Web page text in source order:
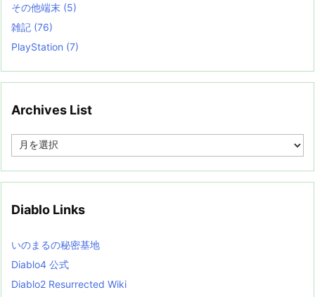
その他端末 (5)
雑記 (76)
PlayStation (7)
Archives List
e
i
s
t
Diablo Links
いのまるの秘密基地
Diablo4 公式
Diablo2 Resurrected Wiki